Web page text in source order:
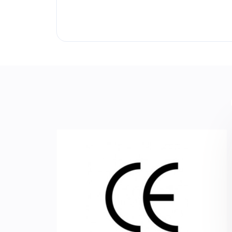
Сертификат CE
Изделие соответствует основным
требованиям директив Европейского
союза и его гармонизированным
стандартам.